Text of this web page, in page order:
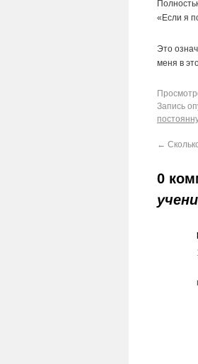
«Если я
Это
меня в
Запись
←
0